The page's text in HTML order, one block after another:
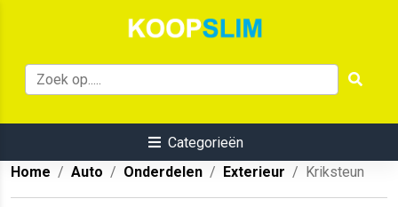
Categorieën
Home
Auto Onderdelen Exterieur Kriksteun